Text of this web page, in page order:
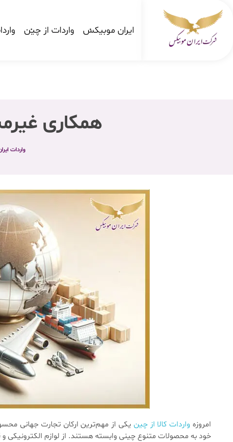
ایران موبیکس واردات از چین
همکاری
واردات
امروزه واردات کالا از چین یکی از مهم‌ترین ارکان تجارت جهانی
خود به محصولات متنوع چینی وابسته هستند. از لوازم الکترونیکی